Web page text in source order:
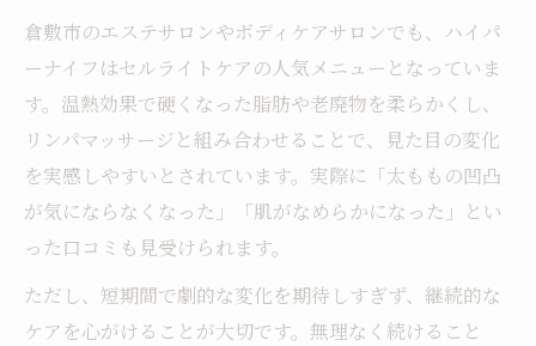
倉敷市のエステサロンやボディケアサロンでも、ハイパ
ーナイフはセルライトケアの人気メニューとなっていま
す。温熱効果で硬くなった脂肪や老廃物を柔らかくし、
リンパマッサージと組み合わせることで、見た目の変化
を実感しやすいとされています。実際に「太ももの凹凸
が気にならなくなった」「肌がなめらかになった」とい
った口コミも見受けられます。
ただし、短期間で劇的な変化を期待しすぎず、継続的な
ケアを心がけることが大切です。無理なく続けること